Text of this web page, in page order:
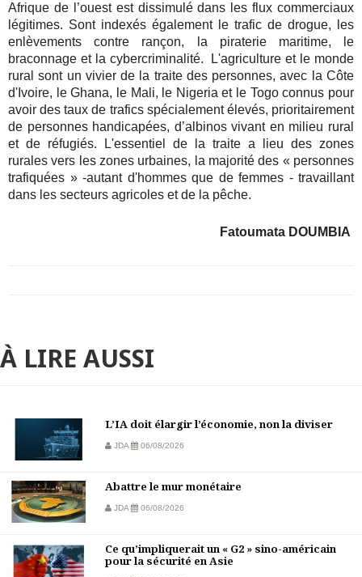
Afrique de l’ouest est dissimulé dans les flux commerciaux
légitimes. Sont indexés également le trafic de drogue, les
enlèvements contre rançon, la piraterie maritime, le
braconnage et la cybercriminalité. L'agriculture et le monde
rural sont un vivier de la traite des personnes, avec la Côte
d'Ivoire, le Ghana, le Mali, le Nigeria et le Togo connus pour
avoir des taux de trafics spécialement élevés, prioritairement
de personnes handicapées, d’albinos vivant en milieu rural
et de réfugiés. L'essentiel de la traite a lieu des zones
rurales vers les zones urbaines, la majorité des « personnes
trafiquées » -autant d'hommes que de femmes - travaillant
dans les secteurs agricoles et de la pêche.
Fatoumata DOUMBIA
À LIRE AUSSI
L’IA doit élargir l’économie, non la diviser
JDA 06/08/2026
Abattre le mur monétaire
JDA 06/08/2026
Ce qu’impliquerait un « G2 » sino-américain
pour la sécurité en Asie